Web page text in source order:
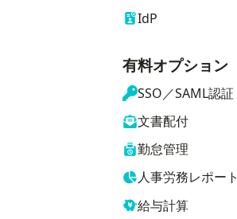
IdP
有料オプション
SSO／SAML認証
文書配付
勤怠管理
人事労務レポート
給与計算